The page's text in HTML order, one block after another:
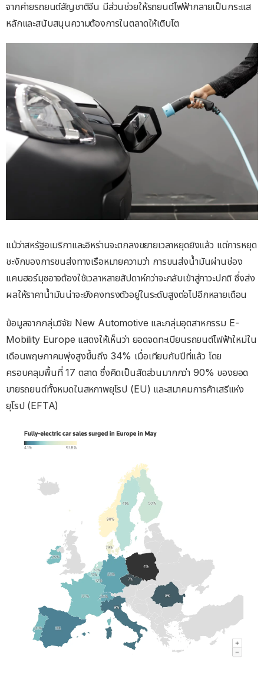
จากค่ายรถยนต์สัญชาติจีน มีส่วนช่วยให้รถยนต์ไฟฟ้ากลายเป็นกระแส
หลักและสนับสนุนความต้องการในตลาดให้เติบโต
แม้ว่าสหรัฐอเมริกาและอิหร่านจะตกลงขยายเวลาหยุดยิงแล้ว แต่การหยุด
ชะงักของการขนส่งทางเรือหมายความว่า การขนส่งน้ำมันผ่านช่อง
แคบฮอร์มุซอาจต้องใช้เวลาหลายสัปดาห์กว่าจะกลับเข้าสู่ภาวะปกติ ซึ่งส่ง
ผลให้ราคาน้ำมันน่าจะยังคงทรงตัวอยู่ในระดับสูงต่อไปอีกหลายเดือน
ข้อมูลจากกลุ่มวิจัย New Automotive และกลุ่มอุตสาหกรรม E-
Mobility Europe แสดงให้เห็นว่า ยอดจดทะเบียนรถยนต์ไฟฟ้าใหม่ใน
เดือนพฤษภาคมพุ่งสูงขึ้นถึง 34% เมื่อเทียบกับปีที่แล้ว โดย
ครอบคลุมพื้นที่ 17 ตลาด ซึ่งคิดเป็นสัดส่วนมากกว่า 90% ของยอด
ขายรถยนต์ทั้งหมดในสหภาพยุโรป (EU) และสมาคมการค้าเสรีแห่ง
ยุโรป (EFTA)